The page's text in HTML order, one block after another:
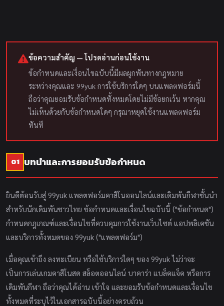
ข้อความสำคัญ — โปรดอ่านก่อนใช้งาน
ข้อกำหนดและเงื่อนไขฉบับนี้มีผลผูกพันทางกฎหมาย
ระหว่างคุณและ 99yuk การใช้บริการใดๆ บนแพลตฟอร์มนี้
ถือว่าคุณยอมรับข้อกำหนดทั้งหมดโดยไม่มีข้อยกเว้น หากคุณ
ไม่เห็นด้วยกับข้อกำหนดใดๆ กรุณาหยุดใช้งานแพลตฟอร์ม
ทันที
01 บทนำและการยอมรับข้อกำหนด
ยินดีต้อนรับสู่ 99yuk แพลตฟอร์มคาสิโนออนไลน์และเดิมพันกีฬาชั้นนำ
สำหรับนักเดิมพันชาวไทย ข้อกำหนดและเงื่อนไขฉบับนี้ ("ข้อกำหนด")
กำหนดกฎเกณฑ์และเงื่อนไขที่ควบคุมการใช้งานเว็บไซต์ แอปพลิเคชัน
และบริการทั้งหมดของ 99yuk ("แพลตฟอร์ม")
เมื่อคุณเข้าถึง ลงทะเบียน หรือใช้บริการใดๆ ของ 99yuk ไม่ว่าจะ
เป็นการเล่นเกมคาสิโนสด สล็อตออนไลน์ บาคาร่า แบล็คแจ็ค หรือการ
เดิมพันกีฬา ถือว่าคุณได้อ่าน เข้าใจ และยอมรับข้อกำหนดและเงื่อนไข
ทั้งหมดที่ระบุไว้ในเอกสารฉบับนี้อย่างครบถ้วน